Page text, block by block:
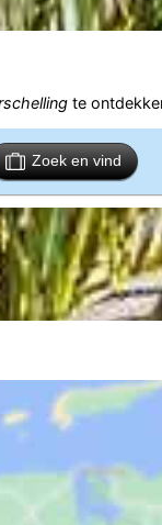
te
Zoek en vind